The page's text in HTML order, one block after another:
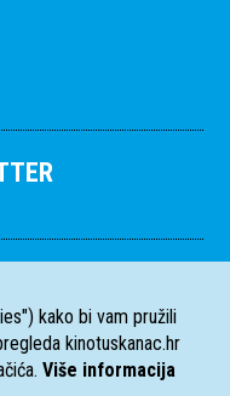
kako bi vam pružili
kinotuskanac.hr
Više informacija